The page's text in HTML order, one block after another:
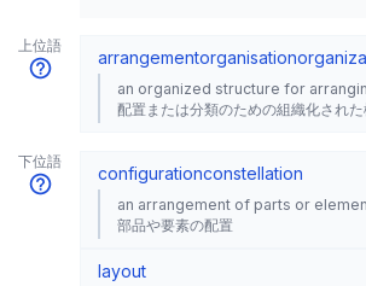
上位語
arrangementorganisation
an organized structure for
配置または分類のための組織化された
下位語
configurationconstellation
an arrangement of parts or
部品や要素の配置
layout